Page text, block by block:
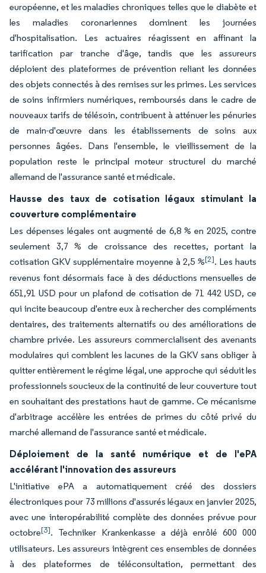
européenne, et les maladies chroniques telles que le diabète et
les maladies coronariennes dominent les journées
d'hospitalisation. Les actuaires réagissent en affinant la
tarification par tranche d'âge, tandis que les assureurs
déploient des plateformes de prévention reliant les données
des objets connectés à des remises sur les primes. Les services
de soins infirmiers numériques, remboursés dans le cadre de
nouveaux tarifs de télésoin, contribuent à atténuer les pénuries
de main-d'œuvre dans les établissements de soins aux
personnes âgées. Dans l'ensemble, le vieillissement de la
population reste le principal moteur structurel du marché
allemand de l'assurance santé et médicale.
Hausse des taux de cotisation légaux stimulant la
couverture complémentaire
Les dépenses légales ont augmenté de 6,8 % en 2025, contre
seulement 3,7 % de croissance des recettes, portant la
cotisation GKV supplémentaire moyenne à 2,5 %[2]. Les hauts
revenus font désormais face à des déductions mensuelles de
651,91 USD pour un plafond de cotisation de 71 442 USD, ce
qui incite beaucoup d'entre eux à rechercher des compléments
dentaires, des traitements alternatifs ou des améliorations de
chambre privée. Les assureurs commercialisent des avenants
modulaires qui comblent les lacunes de la GKV sans obliger à
quitter entièrement le régime légal, une approche qui séduit les
professionnels soucieux de la continuité de leur couverture tout
en souhaitant des prestations haut de gamme. Ce mécanisme
d'arbitrage accélère les entrées de primes du côté privé du
marché allemand de l'assurance santé et médicale.
Déploiement de la santé numérique et de l'ePA
accélérant l'innovation des assureurs
L'initiative ePA a automatiquement créé des dossiers
électroniques pour 73 millions d'assurés légaux en janvier 2025,
avec une interopérabilité complète des données prévue pour
octobre[3]. Techniker Krankenkasse a déjà enrôlé 600 000
utilisateurs. Les assureurs intègrent ces ensembles de données
à des plateformes de téléconsultation, permettant des